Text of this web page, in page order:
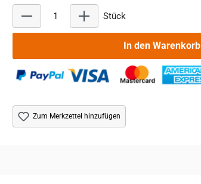
Stück
In den Warenkorb
Zum Merkzettel hinzufügen